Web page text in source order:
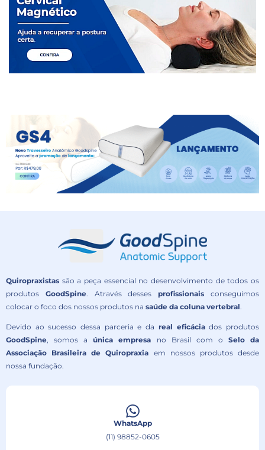
Quiropraxistas são a peça essencial no desenvolvimento de todos os
produtos GoodSpine. Através dessesprofissionais conseguimos
colocar o foco dos nossos produtos na saúde da coluna vertebral.
Devido ao sucesso dessa parceria e da real eficáciados produtos
GoodSpine, somos aúnica empresa no Brasil com o Selo da
Associação Brasileira de Quiropraxia em nossos produtos desde
nossa fundação.
WhatsApp
(11) 98852-0605